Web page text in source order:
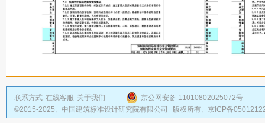
联系方式 在线客服 关于我们
京公网安备 11010802025072号
©2015-2025, 中国建筑标准设计研究院有限公司 版权所有, 京ICP备